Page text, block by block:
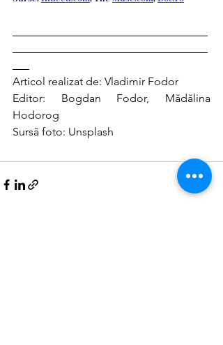
Articol realizat de: Vladimir Fodor
Editor: Bogdan Fodor, Mădălina
Hodorog
Sursă foto: Unsplash